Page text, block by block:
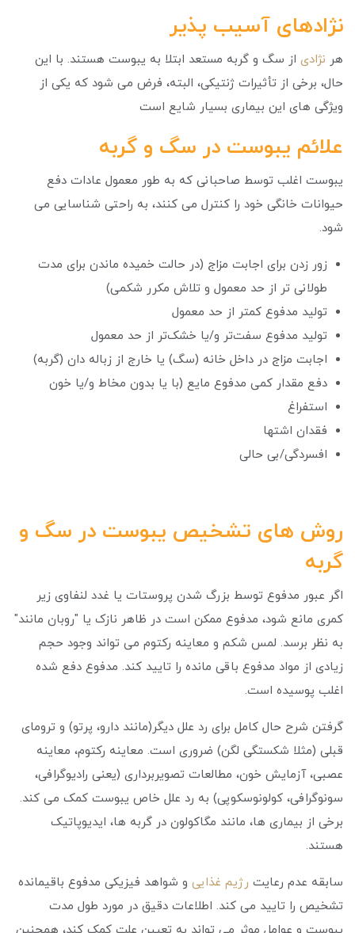
نژادهای آسیب پذیر
هر نژادی از سگ و گربه مستعد ابتلا به یبوست هستند. با این
حال، برخی از تأثیرات ژنتیکی، البته، فرض می شود که یکی از
ویژگی های این بیماری بسیار شایع است
علائم یبوست در سگ و گربه
یبوست اغلب توسط صاحبانی که به طور معمول عادات دفع
حیوانات خانگی خود را کنترل می کنند، به راحتی شناسایی می
شود.
زور زدن برای اجابت مزاج (در حالت خمیده ماندن برای مدت
طولانی تر از حد معمول و تلاش مکرر شکمی)
تولید مدفوع کمتر از حد معمول
تولید مدفوع سفت‌تر و/یا خشک‌تر از حد معمول
اجابت مزاج در داخل خانه (سگ) یا خارج از زباله دان (گربه)
دفع مقدار کمی مدفوع مایع (با یا بدون مخاط و/یا خون
استفراغ
فقدان اشتها
افسردگی/بی حالی
روش های تشخیص یبوست در سگ و
گربه
اگر عبور مدفوع توسط بزرگ شدن پروستات یا غدد لنفاوی زیر
کمری مانع شود، مدفوع ممکن است در ظاهر نازک یا "روبان مانند"
به نظر برسد. لمس شکم و معاینه رکتوم می تواند وجود حجم
زیادی از مواد مدفوع باقی مانده را تایید کند. مدفوع دفع شده
اغلب پوسیده است.
گرفتن شرح حال کامل برای رد علل دیگر(مانند دارو، پرتو) و ترومای
قبلی (مثلا شکستگی لگن) ضروری است. معاینه رکتوم، معاینه
عصبی، آزمایش خون، مطالعات تصویربرداری (یعنی رادیوگرافی،
سونوگرافی، کولونوسکوپی) به رد علل خاص یبوست کمک می کند.
برخی از بیماری ها، مانند مگاکولون در گربه ها، ایدیوپاتیک
هستند.
سابقه عدم رعایت رژیم غذایی و شواهد فیزیکی مدفوع باقیمانده
تشخیص را تایید می کند. اطلاعات دقیق در مورد طول مدت